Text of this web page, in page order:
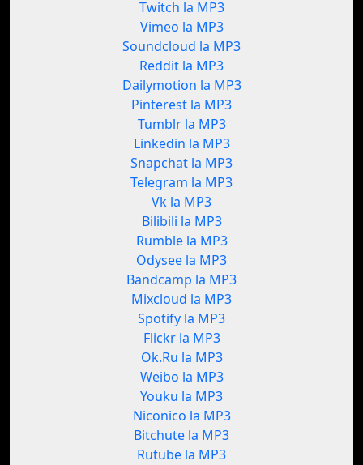
Twitch la MP3
Vimeo la MP3
Soundcloud la MP3
Reddit la MP3
Dailymotion la MP3
Pinterest la MP3
Tumblr la MP3
Linkedin la MP3
Snapchat la MP3
Telegram la MP3
Vk la MP3
Bilibili la MP3
Rumble la MP3
Odysee la MP3
Bandcamp la MP3
Mixcloud la MP3
Spotify la MP3
Flickr la MP3
Ok.Ru la MP3
Weibo la MP3
Youku la MP3
Niconico la MP3
Bitchute la MP3
Rutube la MP3